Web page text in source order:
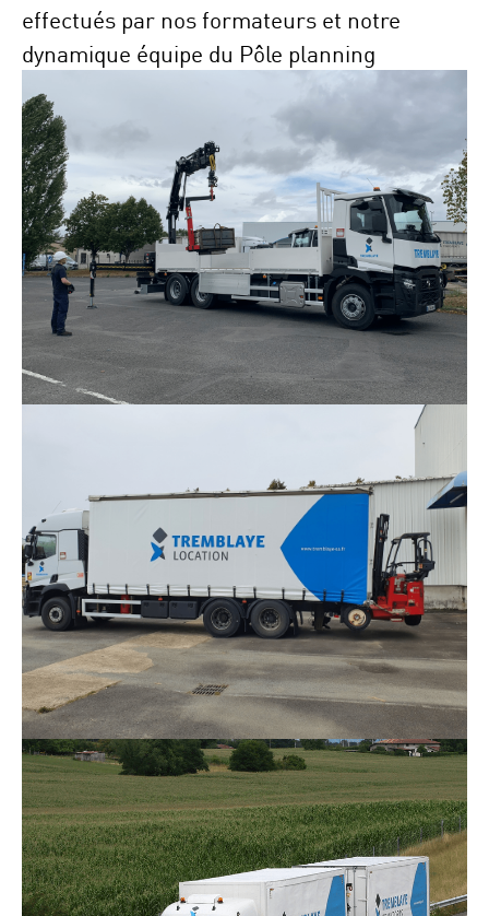
effectués par nos formateurs et notre
dynamique équipe du Pôle planning